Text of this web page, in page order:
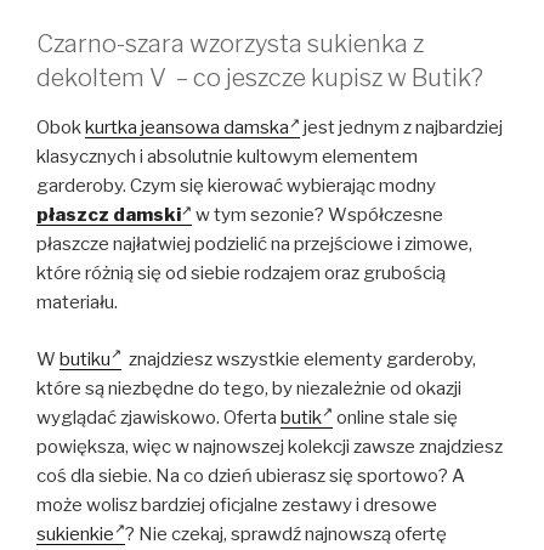
Czarno-szara wzorzysta sukienka z
dekoltem V – co jeszcze kupisz w Butik?
Obok kurtka jeansowa damska
jest jednym z najbardziej
klasycznych i absolutnie kultowym elementem
garderoby. Czym się kierować wybierając modny
płaszcz damski
w tym sezonie? Współczesne
płaszcze najłatwiej podzielić na przejściowe i zimowe,
które różnią się od siebie rodzajem oraz grubością
materiału.
W butiku
znajdziesz wszystkie elementy garderoby,
które są niezbędne do tego, by niezależnie od okazji
wyglądać zjawiskowo. Oferta butik
online stale się
powiększa, więc w najnowszej kolekcji zawsze znajdziesz
coś dla siebie. Na co dzień ubierasz się sportowo? A
może wolisz bardziej oficjalne zestawy i dresowe
sukienkie ? Nie czekaj, sprawdź najnowszą ofertę